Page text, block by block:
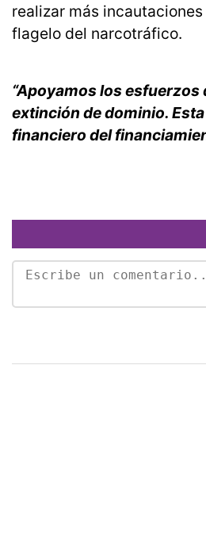
realizar más
flagelo del narcotráfico.
“Apoyamos los
extinción de dominio.
financiero del